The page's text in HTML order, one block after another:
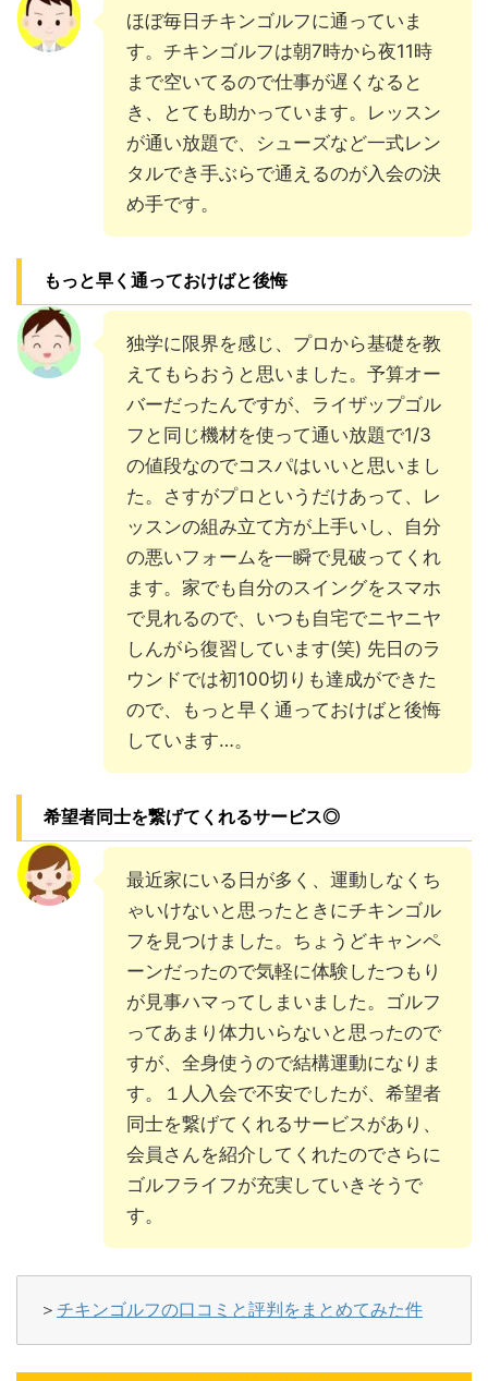
ほぼ毎日チキンゴルフに通っていま
す。チキンゴルフは朝7時から夜11時
まで空いてるので仕事が遅くなると
き、とても助かっています。レッスン
が通い放題で、シューズなど一式レン
タルでき手ぶらで通えるのが入会の決
め手です。
もっと早く通っておけばと後悔
独学に限界を感じ、プロから基礎を教
えてもらおうと思いました。予算オー
バーだったんですが、ライザップゴル
フと同じ機材を使って通い放題で1/3
の値段なのでコスパはいいと思いまし
た。さすがプロというだけあって、レ
ッスンの組み立て方が上手いし、自分
の悪いフォームを一瞬で見破ってくれ
ます。家でも自分のスイングをスマホ
で見れるので、いつも自宅でニヤニヤ
しんがら復習しています(笑) 先日のラ
ウンドでは初100切りも達成ができた
ので、もっと早く通っておけばと後悔
しています…。
希望者同士を繋げてくれるサービス◎
最近家にいる日が多く、運動しなくち
ゃいけないと思ったときにチキンゴル
フを見つけました。ちょうどキャンペ
ーンだったので気軽に体験したつもり
が見事ハマってしまいました。ゴルフ
ってあまり体力いらないと思ったので
すが、全身使うので結構運動になりま
す。１人入会で不安でしたが、希望者
同士を繋げてくれるサービスがあり、
会員さんを紹介してくれたのでさらに
ゴルフライフが充実していきそうで
す。
＞ チキンゴルフの口コミと評判をまとめてみた件